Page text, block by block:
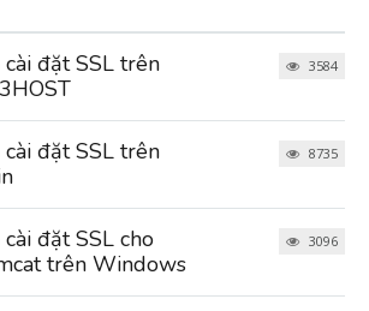
đặt SSL trên
3584
đặt SSL trên
8735
đặt SSL cho
trên Windows
3096